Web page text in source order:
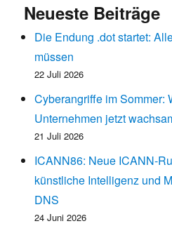
Neueste Beiträge
Die Endung .dot startet:
müssen
22 Juli 2026
Cyberangriffe im Sommer:
Unternehmen jetzt
21 Juli 2026
ICANN86: Neue ICANN-
künstliche Intelligenz und
DNS
24 Juni 2026